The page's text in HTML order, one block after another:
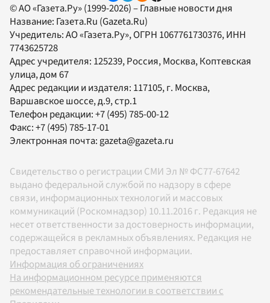
© АО «Газета.Ру» (1999-2026) – Главные новости дня
Название: Газета.Ru (Gazeta.Ru)
Учредитель:АО «Газета.Ру», ОГРН 1067761730376, ИНН
7743625728
Адрес учредителя: 125239, Россия, Москва, Коптевская
улица, дом 67
Адрес редакции и издателя: 117105, г. Москва,
Варшавское шоссе, д.9, стр.1
Телефон редакции:+7 (495) 785-00-12
Факс:+7 (495) 785-17-01
Электронная почта:gazeta@gazeta.ru
Свидетельство о регистрации СМИ Эл № ФС77-67642
выдано федеральной службой по надзору в сфере
связи, информационных технологий и массовых
коммуникаций (Роскомнадзор) 10.11.2016 г. Редакция не
несет ответственности за достоверность информации,
содержащейся в рекламных объявлениях. Редакция не
предоставляет справочной информации.
Информация об ограничениях
На информационном ресурсе применяются
рекомендательные технологии в соответствии с